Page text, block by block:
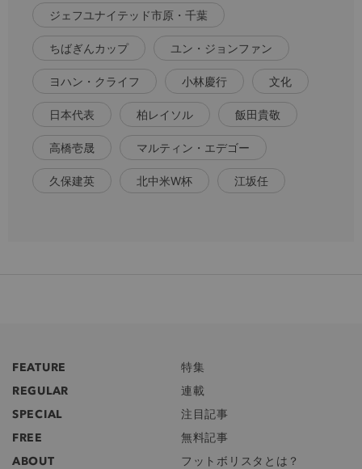
ジェフユナイテッド市原・千葉
ちばぎんカップ ユン・ジョンファン
ヨハン・クライフ 小林慶行 文化
日本代表 柏レイソル 飯田貴敬
高橋壱晟 マルティン・エデゴー
久保建英 北中米W杯 江坂任
FEATURE
特集
REGULAR
連載
SPECIAL
注目記事
FREE
無料記事
ABOUT
フットボリスタとは？